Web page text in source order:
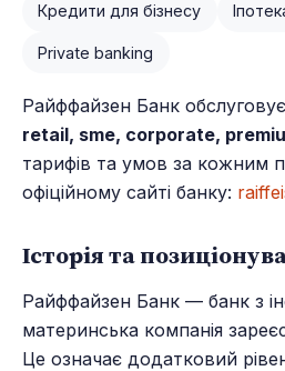
Кредити для бізнесу
Private banking
Райффайзен Банк обслуговує
retail, sme, corporate,
тарифів та умов за кожним
офіційному сайті банку:
Історія та
Райффайзен Банк — банк з
материнська компанія
Це означає додатковий